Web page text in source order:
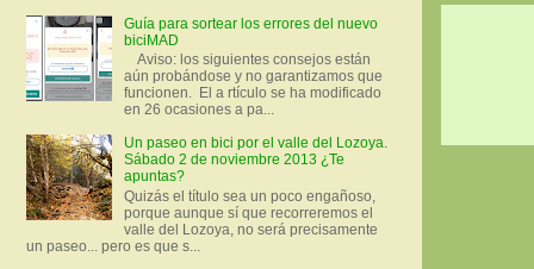
Guía para sortear los errores del nuevo
biciMAD
Aviso: los siguientes consejos están
aún probándose y no garantizamos que
funcionen. El a rtículo se ha modificado
en 26 ocasiones a pa...
Un paseo en bici por el valle del Lozoya.
Sábado 2 de noviembre 2013 ¿Te
apuntas?
Quizás el título sea un poco engañoso,
porque aunque sí que recorreremos el
valle del Lozoya, no será precisamente
un paseo... pero es que s...